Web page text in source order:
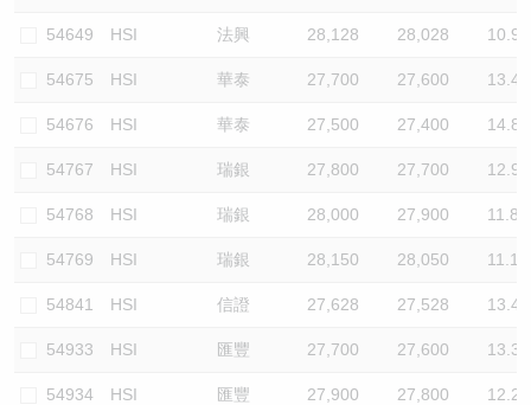
54649 HSI 法興 28,128 28,028 10.9
54675 HSI 華泰 27,700 27,600 13.4
54676 HSI 華泰 27,500 27,400 14.8
54767 HSI 瑞銀 27,800 27,700 12.9
54768 HSI 瑞銀 28,000 27,900 11.8
54769 HSI 瑞銀 28,150 28,050 11.1
54841 HSI 信證 27,628 27,528 13.4
54933 HSI 匯豐 27,700 27,600 13.3
54934 HSI 匯豐 27,900 27,800 12.2